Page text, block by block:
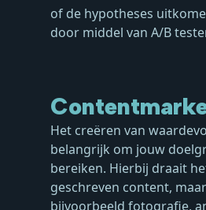
of de hypotheses
door middel van A/B
Het creëren van
belangrijk om jouw
bereiken. Hierbij draait
geschreven content,
bijvoorbeeld fotografie,